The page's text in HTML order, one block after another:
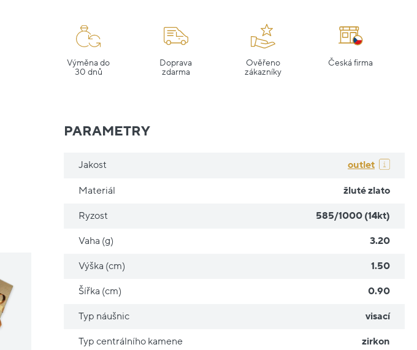
Výměna do
30 dnů
Doprava
zdarma
Ověřeno
zákazníky
Česká firma
PARAMETRY
Jakost outlet
Materiál žluté zlato
Ryzost 585/1000 (14kt)
Vaha (g) 3.20
Výška (cm) 1.50
Šířka (cm) 0.90
Typ náušnic visací
Typ centrálního kamene zirkon